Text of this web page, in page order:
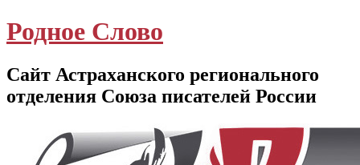
Родное Слово
Сайт Астраханского регионального
отделения Союза писателей России